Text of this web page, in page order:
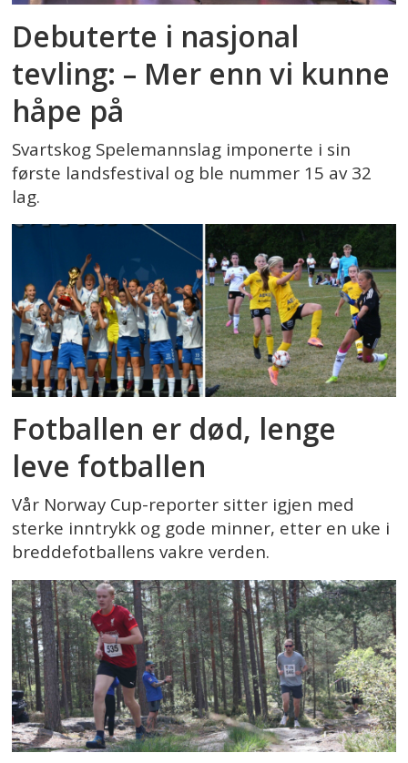
Debuterte i nasjonal
tevling: – Mer enn vi kunne
håpe på
Svartskog Spelemannslag imponerte i sin
første landsfestival og ble nummer 15 av 32
lag.
Fotballen er død, lenge
leve fotballen
Vår Norway Cup-reporter sitter igjen med
sterke inntrykk og gode minner, etter en uke i
breddefotballens vakre verden.